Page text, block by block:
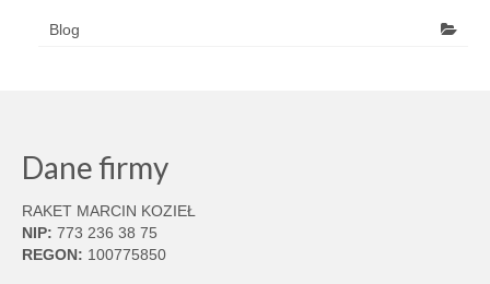
Blog
Dane firmy
RAKET MARCIN KOZIEŁ
NIP: 773 236 38 75
REGON: 100775850